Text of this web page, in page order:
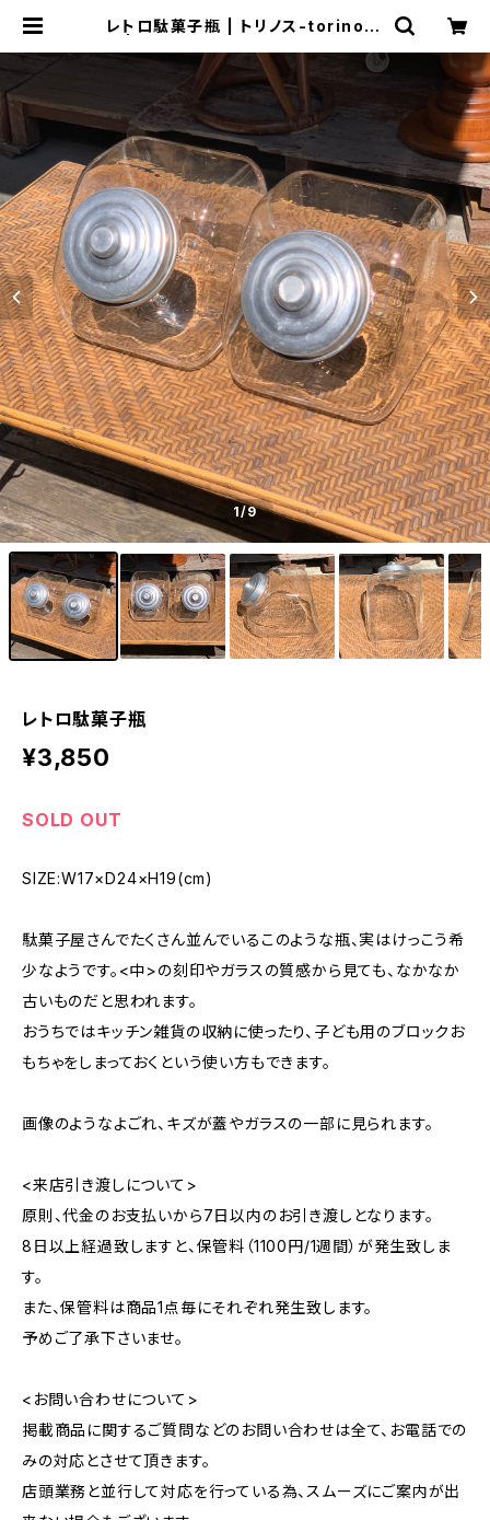
レトロ駄菓子瓶 | トリノス-torinoth
プ・古着
1/9
レトロ駄菓子瓶
¥3,850
SOLD OUT
SIZE:W17×D24×H19(cm)
駄菓子屋さんでたくさん並んでいるこのような瓶、実はけっこう希
少なようです。<中>の刻印やガラスの質感から見ても、なかなか
古いものだと思われます。
おうちではキッチン雑貨の収納に使ったり、子ども用のブロックお
もちゃをしまっておくという使い方もできます。
画像のようなよごれ、キズが蓋やガラスの一部に見られます。
<来店引き渡しについて>
原則、代金のお支払いから7日以内のお引き渡しとなります。
8日以上経過致しますと、保管料（1100円/1週間）が発生致しま
す。
また、保管料は商品1点毎にそれぞれ発生致します。
予めご了承下さいませ。
<お問い合わせについて>
掲載商品に関するご質問などのお問い合わせは全て、お電話での
みの対応とさせて頂きます。
店頭業務と並行して対応を行っている為、スムーズにご案内が出